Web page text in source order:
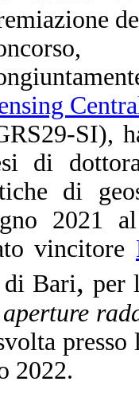
SI),
di
di
2021
vincitore
di Bari,per
presso
2022.